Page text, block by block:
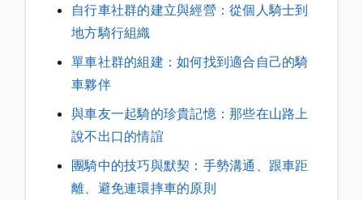
自行車社群的建立與經營：從個人騎士到
地方騎行組織
單車社群的組建：如何找到適合自己的騎
車夥伴
與車友一起騎的珍貴記憶：那些在山路上
說不出口的情誼
團騎中的技巧與默契：手勢溝通、跟車距
離、避免連環摔車的原則